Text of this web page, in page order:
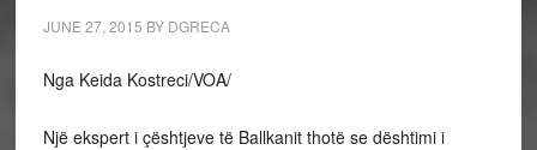
JUNE 27, 2015 BY DGRECA
Nga Keida Kostreci/VOA/
Një ekspert i çështjeve të Ballkanit thotë se dështimi i